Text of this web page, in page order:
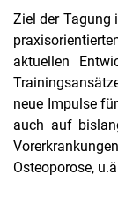
Ziel der Tagung
aktuellen
neue Impulse
auch auf
Osteoporose,